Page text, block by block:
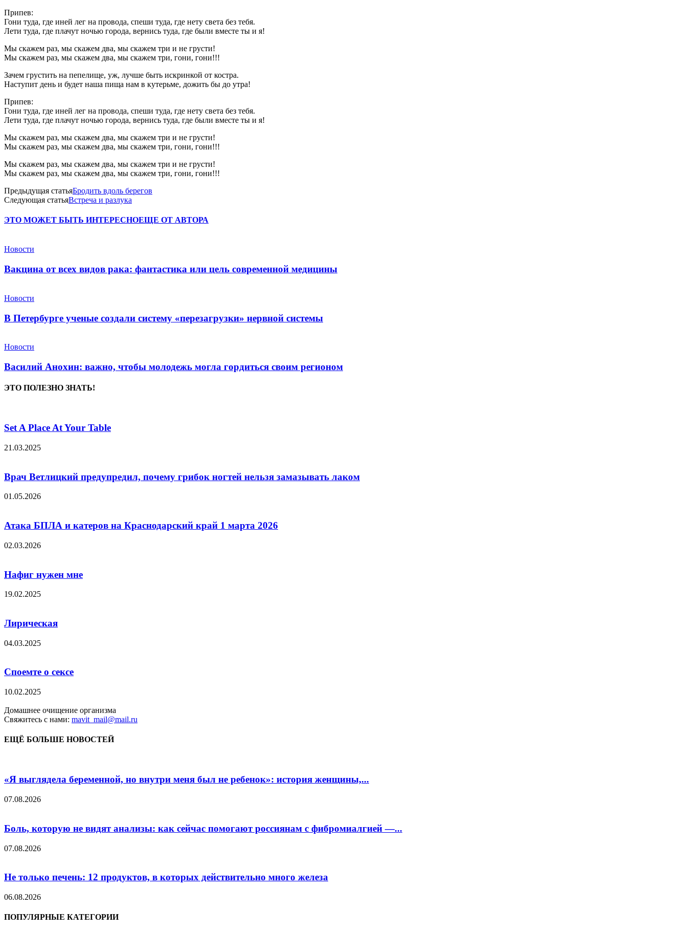
Припев:
Гони туда, где иней лег на провода, спеши туда, где нету света без тебя.
Лети туда, где плачут ночью города, вернись туда, где были вместе ты и я!
Мы скажем раз, мы скажем два, мы скажем три и не грусти!
Мы скажем раз, мы скажем два, мы скажем три, гони, гони!!!
Зачем грустить на пепелище, уж, лучше быть искринкой от костра.
Наступит день и будет наша пища нам в кутерьме, дожить бы до утра!
Припев:
Гони туда, где иней лег на провода, спеши туда, где нету света без тебя.
Лети туда, где плачут ночью города, вернись туда, где были вместе ты и я!
Мы скажем раз, мы скажем два, мы скажем три и не грусти!
Мы скажем раз, мы скажем два, мы скажем три, гони, гони!!!
Мы скажем раз, мы скажем два, мы скажем три и не грусти!
Мы скажем раз, мы скажем два, мы скажем три, гони, гони!!!
Предыдущая статьяБродить вдоль берегов
Следующая статьяВстреча и разлука
ЭТО МОЖЕТ БЫТЬ ИНТЕРЕСНОЕЩЕ ОТ АВТОРА
Новости
Вакцина от всех видов рака: фантастика или цель современной медицины
Новости
В Петербурге ученые создали систему «перезагрузки» нервной системы
Новости
Василий Анохин: важно, чтобы молодежь могла гордиться своим регионом
ЭТО ПОЛЕЗНО ЗНАТЬ!
Set A Place At Your Table
21.03.2025
Врач Ветлицкий предупредил, почему грибок ногтей нельзя замазывать лаком
01.05.2026
Атака БПЛА и катеров на Краснодарский край 1 марта 2026
02.03.2026
Нафиг нужен мне
19.02.2025
Лирическая
04.03.2025
Споемте о сексе
10.02.2025
Домашнее очищение организма
Свяжитесь с нами: mavit_mail@mail.ru
ЕЩЁ БОЛЬШЕ НОВОСТЕЙ
«Я выглядела беременной, но внутри меня был не ребенок»: история женщины,...
07.08.2026
Боль, которую не видят анализы: как сейчас помогают россиянам с фибромиалгией —...
07.08.2026
Не только печень: 12 продуктов, в которых действительно много железа
06.08.2026
ПОПУЛЯРНЫЕ КАТЕГОРИИ